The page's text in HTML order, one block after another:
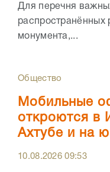
Для перечня
распространённых
монумента,...
Общество
Мобильные
откроются в
Ахтубе и на
10.08.202609:53